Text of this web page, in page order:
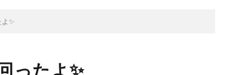
✨
ったよ✨